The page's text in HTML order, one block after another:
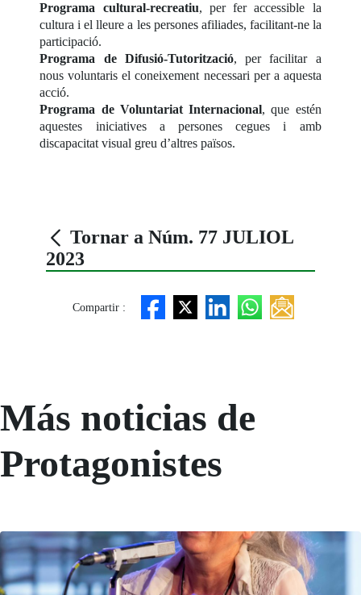
Programa cultural-recreatiu, per fer accessible la
cultura i el lleure a les persones afiliades, facilitant-ne la
participació.
Programa de Difusió-Tutorització, per facilitar a
nous voluntaris el coneixement necessari per a aquesta
acció.
Programa de Voluntariat Internacional, que estén
aquestes iniciatives a persones cegues i amb
discapacitat visual greu d’altres països.
Tornar a Núm. 77 JULIOL
2023
Compartir :
Más noticias de
Protagonistes